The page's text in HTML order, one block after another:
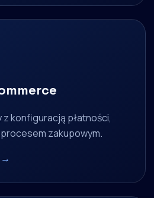
konfiguracją płatności,
zakupowym.
→